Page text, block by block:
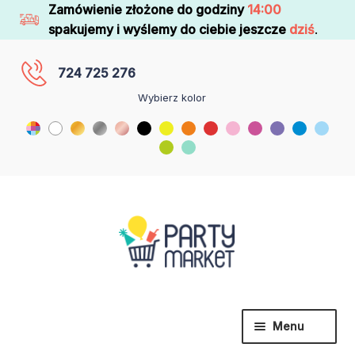
Zamówienie złożone do godziny 14:00
spakujemy i wyślemy do ciebie jeszcze dziś.
724 725 276
Wybierz kolor
Menu